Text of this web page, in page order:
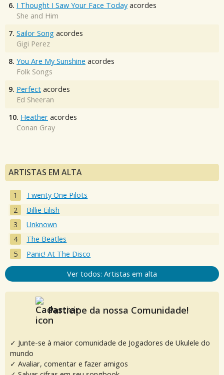
6. I Thought I Saw Your Face Today acordes
She and Him
7. Sailor Song acordes
Gigi Perez
8. You Are My Sunshine acordes
Folk Songs
9. Perfect acordes
Ed Sheeran
10. Heather acordes
Conan Gray
ARTISTAS EM ALTA
Twenty One Pilots
Billie Eilish
Unknown
The Beatles
Panic! At The Disco
Ver todos: Artistas em alta
Participe da nossa Comunidade!
✓ Junte-se à maior comunidade de Jogadores de Ukulele do
mundo
✓ Avaliar, comentar e fazer amigos